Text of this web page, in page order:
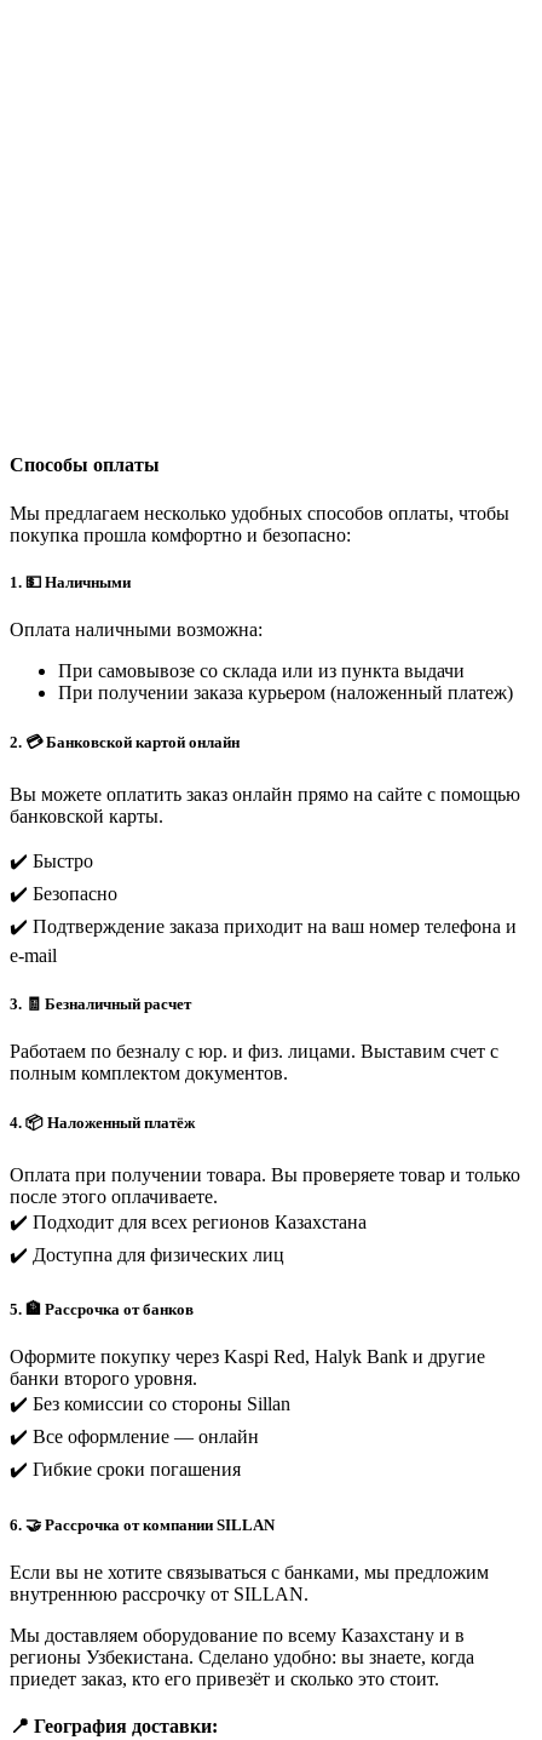
Способы оплаты
Мы предлагаем несколько удобных способов оплаты, чтобы
покупка прошла комфортно и безопасно:
1. 💵 Наличными
Оплата наличными возможна:
При самовывозе со склада или из пункта выдачи
При получении заказа курьером (наложенный платеж)
2. 💳 Банковской картой онлайн
Вы можете оплатить заказ онлайн прямо на сайте с помощью
банковской карты.
✔️ Быстро
✔️ Безопасно
✔️ Подтверждение заказа приходит на ваш номер телефона и
e-mail
3. 🧾 Безналичный расчет
Работаем по безналу с юр. и физ. лицами. Выставим счет с
полным комплектом документов.
4. 📦 Наложенный платёж
Оплата при получении товара. Вы проверяете товар и только
после этого оплачиваете.
✔️ Подходит для всех регионов Казахстана
✔️ Доступна для физических лиц
5. 🏦 Рассрочка от банков
Оформите покупку через Kaspi Red, Halyk Bank и другие
банки второго уровня.
✔️ Без комиссии со стороны Sillan
✔️ Все оформление — онлайн
✔️ Гибкие сроки погашения
6. 🤝 Рассрочка от компании SILLAN
Если вы не хотите связываться с банками, мы предложим
внутреннюю рассрочку от SILLAN.
Мы доставляем оборудование по всему Казахстану и в
регионы Узбекистана. Сделано удобно: вы знаете, когда
приедет заказ, кто его привезёт и сколько это стоит.
📍 География доставки: